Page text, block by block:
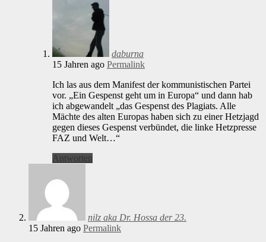
daburna
15 Jahren ago Permalink
Ich las aus dem Manifest der kommunistischen Partei
vor. „Ein Gespenst geht um in Europa“ und dann hab
ich abgewandelt „das Gespenst des Plagiats. Alle
Mächte des alten Europas haben sich zu einer Hetzjagd
gegen dieses Gespenst verbündet, die linke Hetzpresse
FAZ und Welt…“
Antworten
nilz aka Dr. Hossa der 23.
15 Jahren ago Permalink